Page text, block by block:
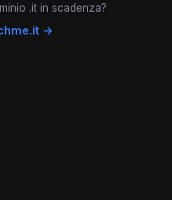
.it in scadenza?
→